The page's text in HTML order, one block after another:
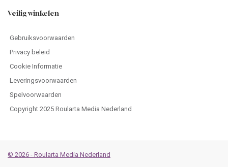
Veilig winkelen
Gebruiksvoorwaarden
Privacy beleid
Cookie Informatie
Leveringsvoorwaarden
Spelvoorwaarden
Copyright 2025 Roularta Media Nederland
© 2026 - Roularta Media Nederland